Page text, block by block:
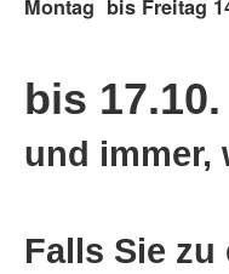
Montag bis Freitag
bis
und immer,
Falls Sie